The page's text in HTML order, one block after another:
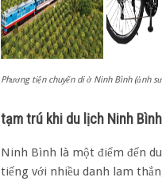
Phương tiện chuyển di ở Ninh Bình (ảnh
tạm trú khi du lịch Ninh Bình
Ninh Bình là một điểm đến
tiếng với nhiều danh lam